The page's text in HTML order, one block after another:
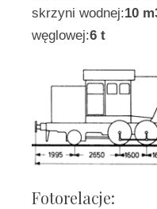
skrzyni wodnej:10
węglowej:6 t
Fotorelacje: